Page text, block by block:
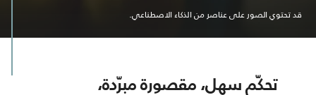
قد تحتوي الصور على عناصر من الذكاء الاصطناعي.
تحكّم سهل، مقصورة مبرّدة،